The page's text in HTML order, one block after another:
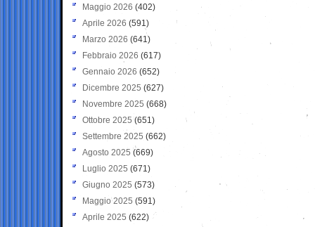
Maggio 2026 (402)
Aprile 2026 (591)
Marzo 2026 (641)
Febbraio 2026 (617)
Gennaio 2026 (652)
Dicembre 2025 (627)
Novembre 2025 (668)
Ottobre 2025 (651)
Settembre 2025 (662)
Agosto 2025 (669)
Luglio 2025 (671)
Giugno 2025 (573)
Maggio 2025 (591)
Aprile 2025 (622)